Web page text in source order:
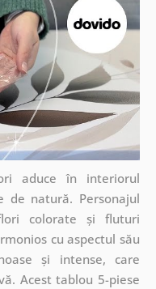
aduce în interiorul
de natură. Personajul
colorate și fluturi
cu aspectul său
și intense, care
Acest tablou 5-piese